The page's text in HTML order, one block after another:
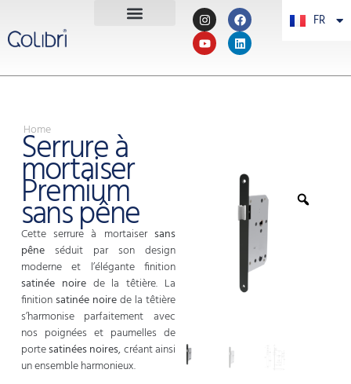
FR
PT
Home
Serrure à
mortaiser
Premium
sans pêne
Cette serrure à mortaiser sans
pêneséduit par son design
moderne et l’élégante finition
satinée noirede la têtière. La
finitionsatinée noirede la têtière
s’harmonise parfaitement avec
nos poignées et paumelles de
portesatinéesnoires, créant ainsi
un ensemble harmonieux.